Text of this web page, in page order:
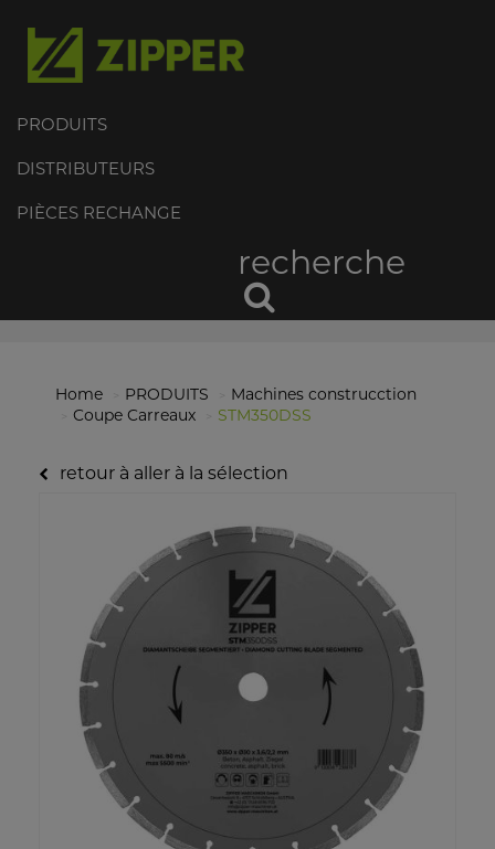
PRODUITS
DISTRIBUTEURS
PIÈCES RECHANGE
recherche
Home PRODUITS
Machines construcction
Coupe Carreaux
STM350DSS
retour à aller à la sélection